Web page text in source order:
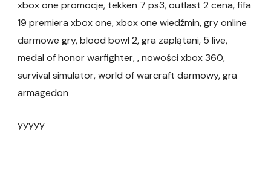
xbox one promocje, tekken 7 ps3, outlast 2 cena, fifa
19 premiera xbox one, xbox one wiedźmin, gry online
darmowe gry, blood bowl 2, gra zaplątani, 5 live,
medal of honor warfighter, , nowości xbox 360,
survival simulator, world of warcraft darmowy, gra
armagedon
yyyyy